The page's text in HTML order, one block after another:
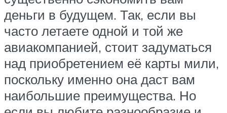
деньги в будущем. Так, если вы
часто летаете одной и той же
авиакомпанией, стоит задуматься
над приобретением её карты мили,
поскольку именно она даст вам
наибольшие преимущества. Но